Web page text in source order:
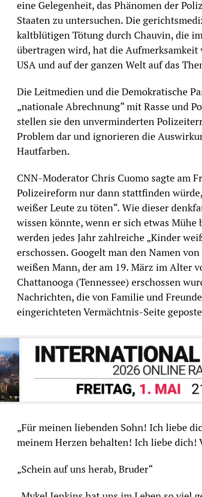
eine Gelegenheit, das Phänomen der
Staaten zu untersuchen. Die
kaltblütigen Tötung durch Chauvin, die
übertragen wird, hat die
USA und auf der ganzen Welt auf das
Die Leitmedien und die Demokratische
„nationale Abrechnung“ mit Rasse und
stellen sie den unverminderten
Problem dar und ignorieren die
Hautfarben.
CNN-Moderator Chris Cuomo sagte am
Polizeireform nur dann stattfinden
weißer Leute zu töten“. Wie dieser
wissen könnte, wenn er sich etwas Mühe
werden jedes Jahr zahlreiche „Kinder
erschossen. Googelt man den Namen
weißen Mann, der am 19. März im Alter
Chattanooga (Tennessee) erschossen
Nachrichten, die von Familie und
eingerichteten Vermächtnis-Seite
„Für meinen liebenden Sohn! Ich liebe
meinem Herzen behalten! Ich liebe dich!
„Schein auf uns herab, Bruder“